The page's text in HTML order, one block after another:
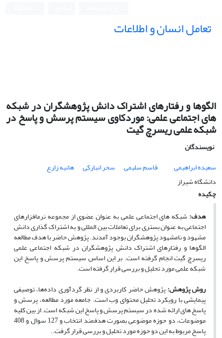
تعامل انسان و اطلاعات
الگوها و رفتارهای اشتراک دانش پژوهشگران در شبکه
های اجتماعی علمی: موردکاوی سیستم پرسش و پاسخ در
شبکه علمی ریسرچ گیت
نویسندگان
سعیده ابراهیمی
قاسم سلیمی سحر انبارکی
هانیه زارع
دانشگاه شیراز
چکیده
هدف: شبکه های اجتماعی علمی به ­عنوان عضوی از مجموعه نرم­افزارهای
اجتماعی به عنوان بستری برای تعاملات بین المللی و به اشتراک­ گذاری دانش
مشهود و نامشهود پژوهشگران بوجود آمدند. پژوهش حاضر با هدف مطالعه
الگوها و رفتارهای اشتراک دانش پژوهشگران در شبکه اجتماعی علمی
ریسرچ گیت انجام گرفته است. بر این اساس سیستم­ پرسش و پاسخ این
شبکه علمی مورد تحلیل و بررسی قرار گرفته است.
روش پژوهش:پژوهش حاضر کاربردی و از نظر گردآوری داده‌ها، توصیفی
پیمایشی با رویکرد تحلیل محتوای وب است. جامعه مورد مطالعه، پرسش و
پاسخ های ارائه شده در سیستم پرسش و پاسخ این شبکه است. از بین کلیه
موضوعات، دو حوزه موضوعی بصورت هدفمند انتخاب و 127 سوال و 408
پاسخ مربوط به این دو حوزه مورد تحلیل و بررسی قرار گرفت..